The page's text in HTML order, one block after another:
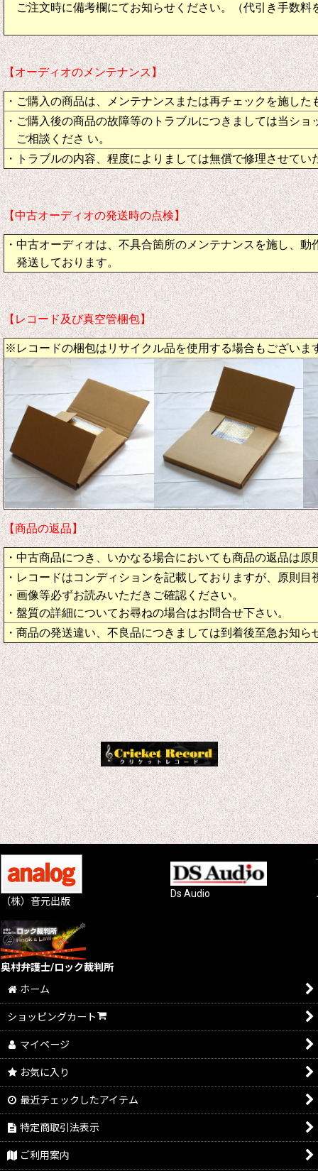
ご注文時に備考欄にてお知らせください。（代引き手数料
【オーディオのメンテナンス】
・ご購入の商品は、メンテナンスまたは再チェックを施し
・ご購入後の商品の故障等のトラブルにつきましては当ショ
ご相談くださ い。
・トラブルの内容、程度によりましては無償で修理させてい
【中古オーディオの発送時の点検】
・中古オーディオは、不具合箇所のメンテナンスを施し、動
発送しております。
【レコード及び真空管梱包】
※レコードの梱包はリサイクル品を使用する場合もございま
【商品の返品】
・中古商品につき、いかなる場合においても商品の返品は原
・レコードはコンディションを記載しておりますが、原則目
・画像等必ずお読みいただきご確認ください。
・盤質の詳細についてお尋ねの場合はお問合せ下さい。
・商品の発送違い、不良品につきましては到着後至急お知ら
（株）音元出版
Ds Audio
奥村弁護士/ロック裁判所
ホーム
ショッピングカート
マイページ
お気に入り
最近チェックしたアイテム
特定商取引法表示
ご利用案内